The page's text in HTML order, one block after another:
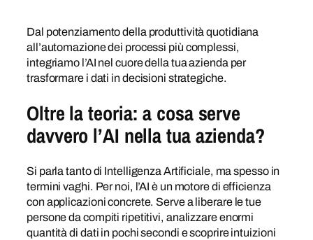
Dal potenziamento della produttività quotidiana
all’automazione dei processi più complessi,
integriamo l’AI nel cuore della tua azienda per
trasformare i dati in decisioni strategiche.
Oltre la teoria: a cosa serve
davvero l’AI nella tua azienda?
Si parla tanto di Intelligenza Artificiale, ma spesso in
termini vaghi. Per noi, l’AI è un motore di efficienza
con applicazioni concrete. Serve a liberare le tue
persone da compiti ripetitivi, analizzare enormi
quantità di dati in pochi secondi e scoprire intuizioni